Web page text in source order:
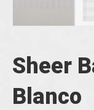
Sheer
Blanco